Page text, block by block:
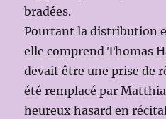
bradées.
Pourtant la distribution
elle comprend Thomas
devait être une prise de
été remplacé par
heureux hasard en